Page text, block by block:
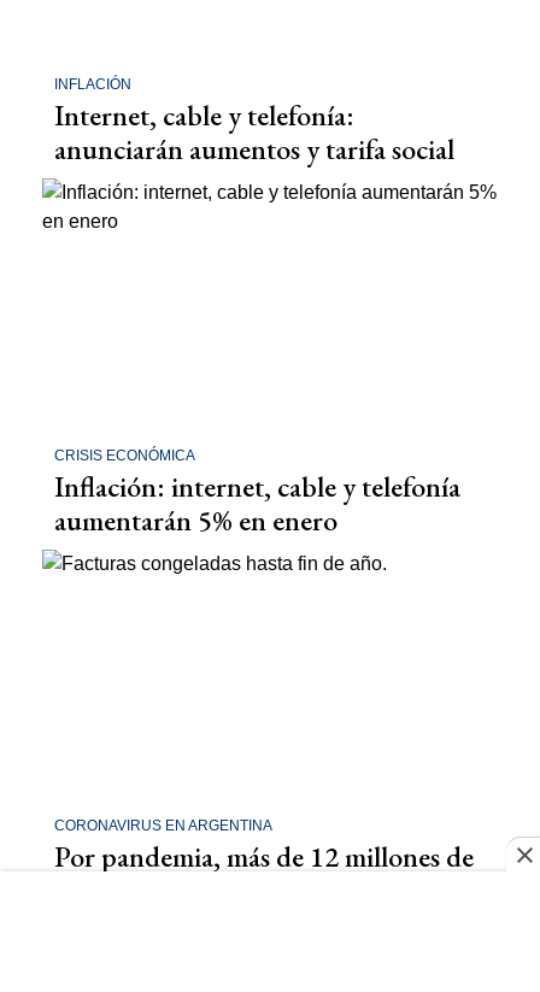
INFLACIÓN
Internet, cable y telefonía:
anunciarán aumentos y tarifa social
CRISIS ECONÓMICA
Inflación: internet, cable y telefonía
aumentarán 5% en enero
CORONAVIRUS EN ARGENTINA
Por pandemia, más de 12 millones de